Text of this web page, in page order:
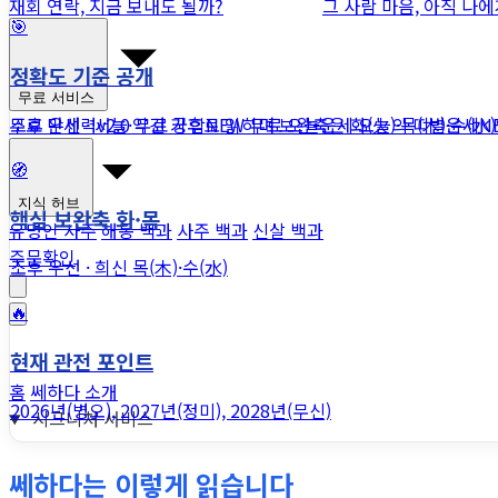
재회 연락, 지금 보내도 될까?
그 사람 마음, 아직 나
무료 서비스
무료 만세력v2.0무료 궁합NEW무료 오늘운세오늘의 띠별운세
지식 허브
유명인 사주해몽 백과 사주 백과 신살 백과
주문확인
홈 쎄하다 소개
시그니처 서비스
🎯
정확도 기준 공개
조후 우선 · 서늘·약건 기후로 읽히며 보완축은 화(火)·목(木)·수(水
🧭
핵심 보완축 화·목
조후 우선 · 희신 목(木)·수(水)
🔥
현재 관전 포인트
2026년(병오), 2027년(정미), 2028년(무신)
쎄하다는 이렇게 읽습니다